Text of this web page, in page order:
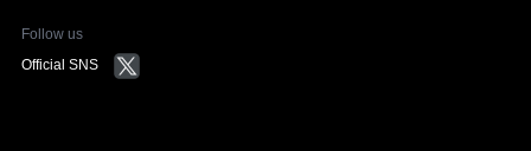
Follow us
Official SNS